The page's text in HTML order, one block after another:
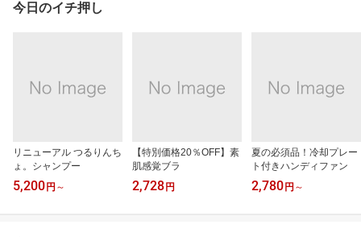
今日のイチ押し
リニューアル つるりんち
ょ。シャンプー
5,200 円 ～
【特別価格20％OFF】素
肌感覚ブラ
2,728 円
夏の必須品！冷却プレー
ト付きハンディファン
2,780 円 ～